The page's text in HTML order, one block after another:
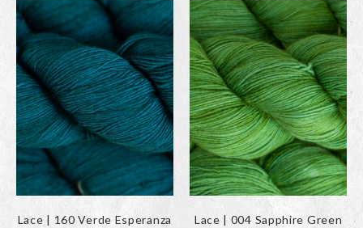
Lace | 160 Verde Esperanza Lace | 004 Sapphire Green